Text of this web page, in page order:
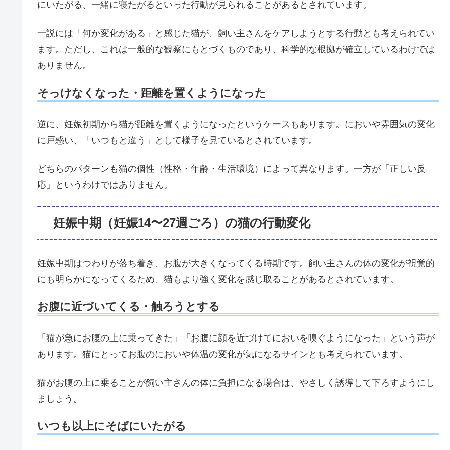
にいたがる、一緒に寝たがるといった行動が見られることがあるとされています。
一説には「何か変化がある」と感じた猫が、飼い主さんをケアしようとする行動とも考えられてい
ます。ただし、これは一般的な観察にもとづくものであり、科学的な根拠が確立しているわけでは
ありません。
そっけなくなった・距離を置くようになった
逆に、妊娠初期から猫が距離を置くようになったというケースもあります。においや雰囲気の変化
に戸惑い、「いつもと違う」として様子を見ているとされています。
どちらのパターンも猫の個性（性格・年齢・生活環境）によって異なります。一方が「正しい反
応」というわけではありません。
妊娠中期（妊娠14〜27週ごろ）の猫の行動変化
妊娠中期はつわりが落ち着き、お腹が大きくなってくる時期です。飼い主さんの体の変化が視覚的
にも明らかになってくるため、猫もより強く変化を感じ取ることがあるとされています。
お腹に近づいてくる・触ろうとする
「猫が急にお腹の上に乗ってきた」「お腹に顔を近づけてにおいを嗅ぐようになった」という声が
あります。猫にとってお腹のにおいや体温の変化が気になるサインとも考えられています。
猫がお腹の上に乗ることが飼い主さんの体に負担になる場合は、やさしく誘導して下ろすようにし
ましょう。
いつも以上にそばにいたがる